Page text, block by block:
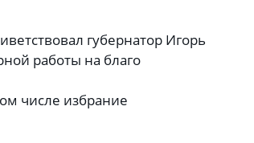
губернатор Игорь
работы на благо
числе избрание